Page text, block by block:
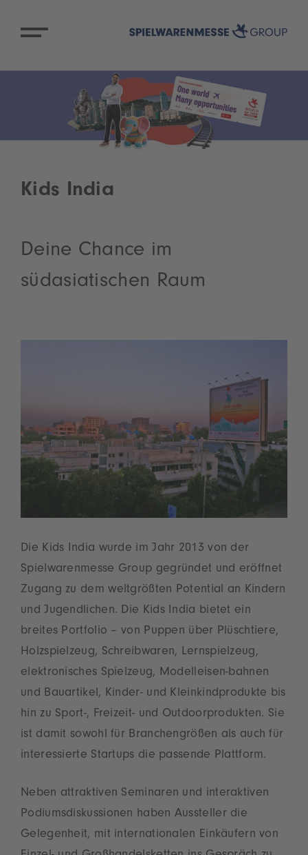
Kids India
Deine Chance im
südasiatischen Raum
Die Kids India wurde im Jahr 2013 von der
Spielwarenmesse Group gegründet und eröffnet
Zugang zu dem weltgrößten Potential an Kindern
und Jugendlichen. Die Kids India bietet ein
breites Portfolio – von Puppen über Plüschtiere,
Holzspielzeug, Schreibwaren, Lernspielzeug,
elektronisches Spielzeug, Modelleisen-bahnen
und Bauartikel, Kinder- und Kleinkindprodukte bis
hin zu Sport-, Freizeit- und Outdoorprodukten. Sie
ist damit sowohl für Branchengrößen als auch für
interessierte Startups die passende Plattform.
Neben attraktiven Seminaren und interaktiven
Podiumsdiskussionen haben Aussteller die
Gelegenheit, mit internationalen Einkäufern von